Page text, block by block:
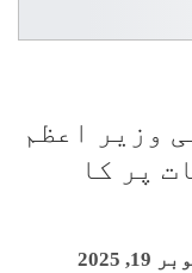
وزیر اعظم
پر کا
2025